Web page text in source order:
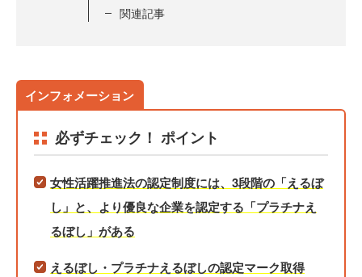
関連記事
必ずチェック！ ポイント
女性活躍推進法の認定制度には、3段階の「えるぼ
し」と、より優良な企業を認定する「プラチナえ
るぼし」がある
えるぼし・プラチナえるぼしの認定マーク取得